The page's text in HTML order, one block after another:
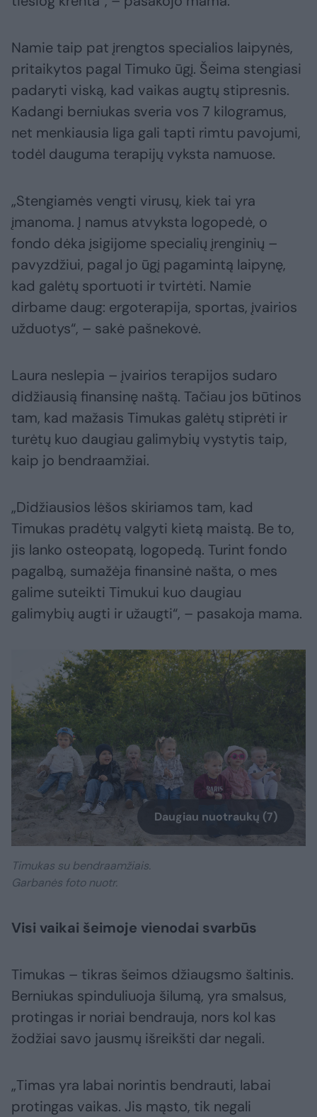
Namie taip pat įrengtos specialios laipynės,
pritaikytos pagal Timuko ūgį. Šeima stengiasi
padaryti viską, kad vaikas augtų stipresnis.
Kadangi berniukas sveria vos 7 kilogramus,
net menkiausia liga gali tapti rimtu pavojumi,
todėl dauguma terapijų vyksta namuose.
„Stengiamės vengti virusų, kiek tai yra
įmanoma. Į namus atvyksta logopedė, o
fondo dėka įsigijome specialių įrenginių –
pavyzdžiui, pagal jo ūgį pagamintą laipynę,
kad galėtų sportuoti ir tvirtėti. Namie
dirbame daug: ergoterapija, sportas, įvairios
užduotys“, – sakė pašnekovė.
Laura neslepia – įvairios terapijos sudaro
didžiausią finansinę naštą. Tačiau jos būtinos
tam, kad mažasis Timukas galėtų stiprėti ir
turėtų kuo daugiau galimybių vystytis taip,
kaip jo bendraamžiai.
„Didžiausios lėšos skiriamos tam, kad
Timukas pradėtų valgyti kietą maistą. Be to,
jis lanko osteopatą, logopedą. Turint fondo
pagalbą, sumažėja finansinė našta, o mes
galime suteikti Timukui kuo daugiau
galimybių augti ir užaugti“, – pasakoja mama.
Daugiau nuotraukų (7)
Timukas su bendraamžiais.
Garbanės foto nuotr.
Visi vaikai šeimoje vienodai svarbūs
Timukas – tikras šeimos džiaugsmo šaltinis.
Berniukas spinduliuoja šilumą, yra smalsus,
protingas ir noriai bendrauja, nors kol kas
žodžiai savo jausmų išreikšti dar negali.
„Timas yra labai norintis bendrauti, labai
protingas vaikas. Jis mąsto, tik negali